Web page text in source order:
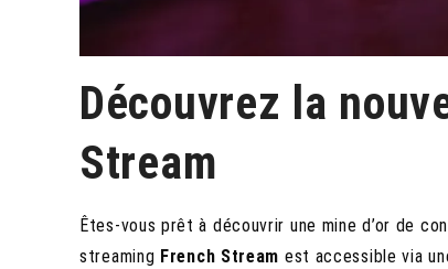
Découvrez la
Stream
Êtes-vous prêt à découvrir une mine d’or de
streaming French Stream est accessible via